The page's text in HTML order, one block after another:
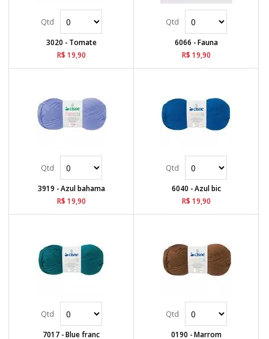
3020 - Tomate
R$ 19,90
6066 - Fauna
R$ 19,90
3919 - Azul bahama
R$ 19,90
6040 - Azul bic
R$ 19,90
7017 - Blue franc
0190 - Marrom